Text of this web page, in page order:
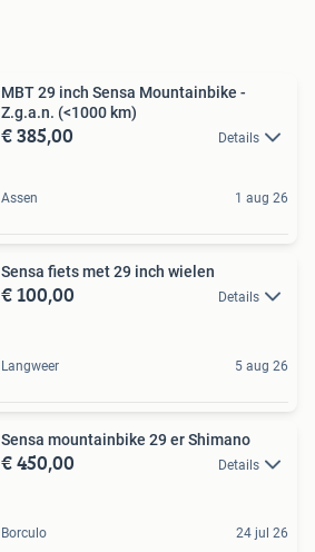
MBT 29 inch Sensa Mountainbike -
Z.g.a.n. (<1000 km)
€ 385,00 Details
Assen 1 aug 26
Sensa fiets met 29 inch wielen
€ 100,00 Details
Langweer 5 aug 26
Sensa mountainbike 29 er Shimano
€ 450,00 Details
Borculo 24 jul 26